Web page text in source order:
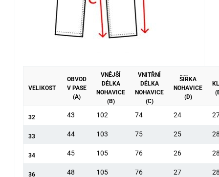
VELIKOST
OBVOD
V PASE
(A)
VNĚJŠÍ
DÉLKA
NOHAVICE
(B)
VNITŘNÍ
DÉLKA
NOHAVICE
(C)
ŠÍŘKA
NOHAVICE
(D)
32 43 102 74 24
33 44 103 75 25
34 45 105 76 26
36 48 105 76 27